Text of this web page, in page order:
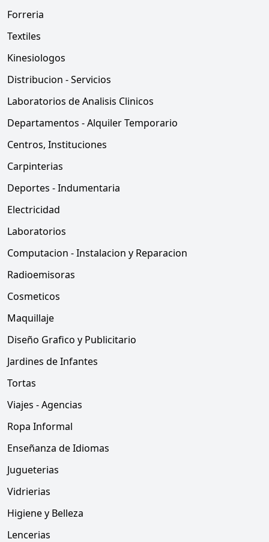
Forreria
Textiles
Kinesiologos
Distribucion - Servicios
Laboratorios de Analisis Clinicos
Departamentos - Alquiler Temporario
Centros, Instituciones
Carpinterias
Deportes - Indumentaria
Electricidad
Laboratorios
Computacion - Instalacion y Reparacion
Radioemisoras
Cosmeticos
Maquillaje
Diseño Grafico y Publicitario
Jardines de Infantes
Tortas
Viajes - Agencias
Ropa Informal
Enseñanza de Idiomas
Jugueterias
Vidrierias
Higiene y Belleza
Lencerias